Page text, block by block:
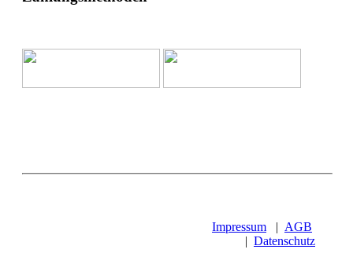
Impressum | AGB
| Datenschutz